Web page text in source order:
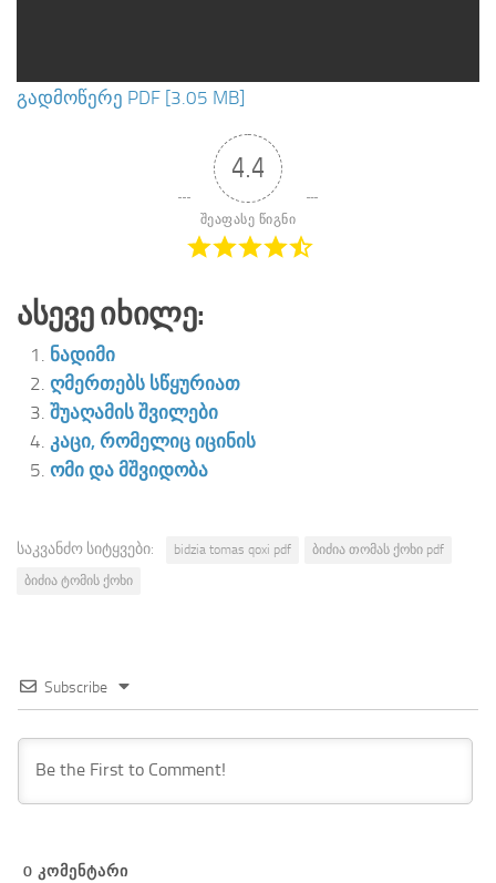
გადმოწერე PDF [3.05 MB]
4.4
შეაფასე წიგნი
Ასევე Იხილე:
ნადიმი
ღმერთებს სწყურიათ
შუაღამის შვილები
კაცი, რომელიც იცინის
ომი და მშვიდობა
საკვანძო სიტყვები: bidzia tomas qoxi pdf
ბიძია თომას ქოხი pdf
ბიძია ტომის ქოხი
Subscribe
0 ᲙᲝᲛᲔᲜᲢᲐᲠᲘ